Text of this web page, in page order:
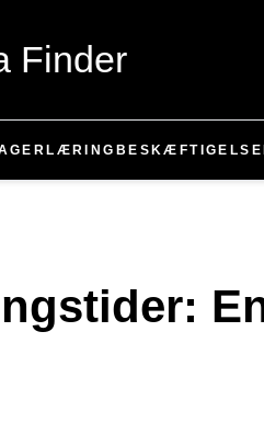
Finder
LÆRING BESKÆFTIGELSE